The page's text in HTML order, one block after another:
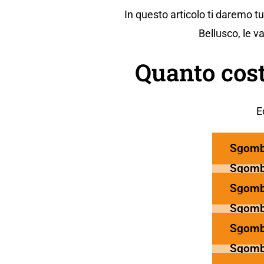
In questo articolo ti daremo
Bellusco, le
Quanto